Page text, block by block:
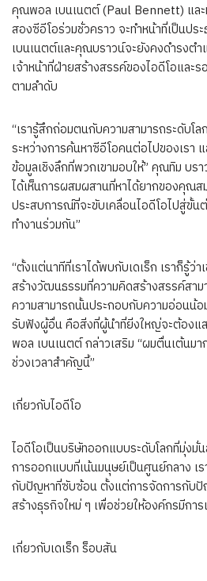
คุณพอล เบนเนตต์ (Paul Bennett) แล
สองซีอีโอร่วมชั่วคราว จะทำหน้าที่เป็นป
เบนเนตต์และคุณบราวน์จะยังคงดำรงต
เจ้าหน้าที่ฝ่ายสร้างสรรค์ของไอดีโอและ
ตามลำดับ
“เรารู้สึกถ่อมตนกับความสามารถระดับโ
ระหว่างการค้นหาซีอีโอคนต่อไปของเรา
ข้อมูลเชิงลึกที่พวกเขามอบให้” คุณทิม บรา
ได้เห็นการผสมผสานที่หาได้ยากของคุณ
ประสบการณ์ที่จะขับเคลื่อนไอดีโอไปสู่ขั้น
ทำงานร่วมกัน”
“ตั้งแต่นาทีที่เราได้พบกับเดเร็ก เราก็รู้ว่า
สร้างวัฒนธรรมที่ความคิดสร้างสรรค์สาม
ความสามารถนั้นประกอบกับความอ่อนน้
รับฟังผู้อื่น คือสิ่งที่ผู้นำที่ยิ่งใหญ่จะต้องแ
พอล เบนเนตต์ กล่าวเสริม “ผมตื่นเต้นมา
ช่วงเวลาสำคัญนี้”
เกี่ยวกับไอดีโอ
ไอดีโอเป็นบริษัทออกแบบระดับโลกที่มุ่งมั่
การออกแบบที่เน้นมนุษย์เป็นศูนย์กลาง เ
กับปัญหาที่ซับซ้อน ตั้งแต่การจัดการกับปั
สร้างธุรกิจใหม่ ๆ เพื่อช่วยให้องค์กรมีกา
เกี่ยวกับเดเร็ก ร็อบสัน